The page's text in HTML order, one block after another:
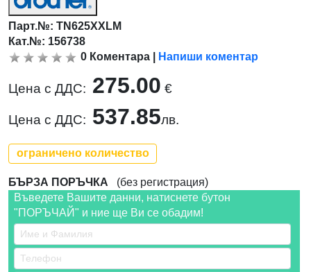
Парт.№:TN625XXLM
Кат.№: 156738
0 Коментара Напиши коментар
Цена с ДДС: 275.00 €
Цена с ДДС: 537.85лв.
ограничено количество
БЪРЗА ПОРЪЧКА (без регистрация)
Въведете Вашите данни, натиснете бутон
"ПОРЪЧАЙ" и ние ще Ви се обадим!